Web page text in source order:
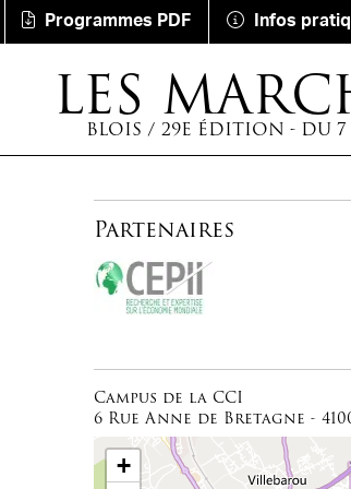
Programmes PDF Infos
LES
BLOIS / 29E ÉDITION - DU 7
Partenaires
Campus de la CCI
6 Rue Anne de Bretagne -
+